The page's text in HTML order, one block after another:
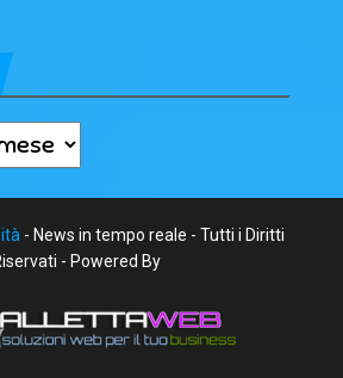
- News in tempo reale - Tutti i Diritti
- Powered By